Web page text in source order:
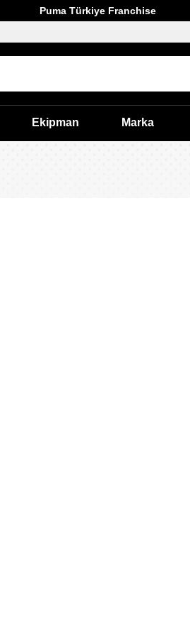
Puma Türkiye Franchise
Ekipman Marka